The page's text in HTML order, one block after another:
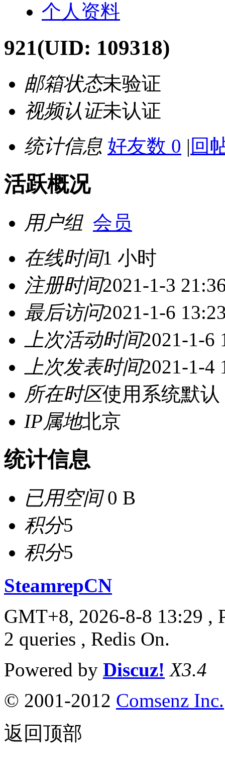
个人资料
921(UID: 109318)
邮箱状态未验证
视频认证未认证
统计信息 好友数 0 | 回
活跃概况
用户组 会员
在线时间1 小时
注册时间2021-1-3
最后访问2021-1-6
上次活动时间2021-1-6
上次发表时间2021-1-4
所在时区使用系统默认
IP属地北京
统计信息
已用空间0 B
积分5
积分5
SteamrepCN
GMT+8, 2026-8-8 13:29 ,
2 queries , Redis On.
Powered by Discuz! X3.4
© 2001-2012 Comsenz Inc.
返回顶部